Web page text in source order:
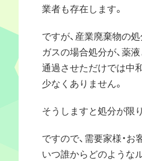
業者も存在します。
ですが、産業廃棄物の
ガスの場合処分が、薬
通過させただけでは中
少なくありません。
そうしますと処分が限
ですので、需要家様・
いつ誰からどのような